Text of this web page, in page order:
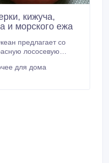
кижуча,
и морского ежа
предлагает со
лососевую
фасовкой по 250,
на
для дома